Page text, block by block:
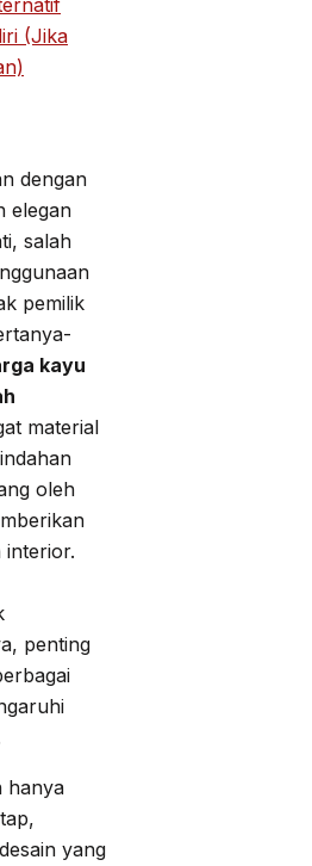
(Jika
dengan
elegan
salah
pemilik
kayu
material
oleh
interior.
penting
hanya
yang